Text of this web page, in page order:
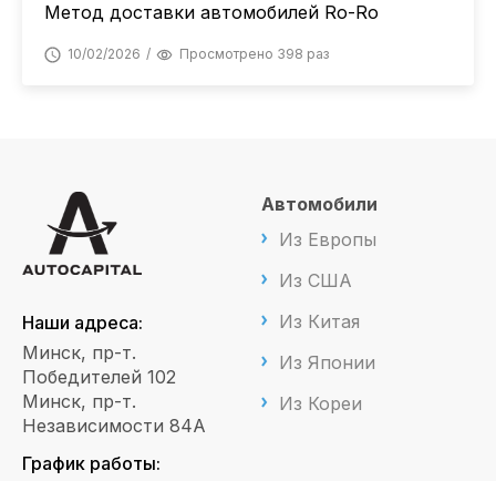
Метод доставки автомобилей Ro-Ro
10/02/2026 Просмотрено 398 раз
Наши адреса:
Минск, пр-т.
Победителей 102
Минск, пр-т.
Независимости 84А
График работы:
Автомобили
Из Европы
Из США
Из Китая
Из Японии
Из Кореи